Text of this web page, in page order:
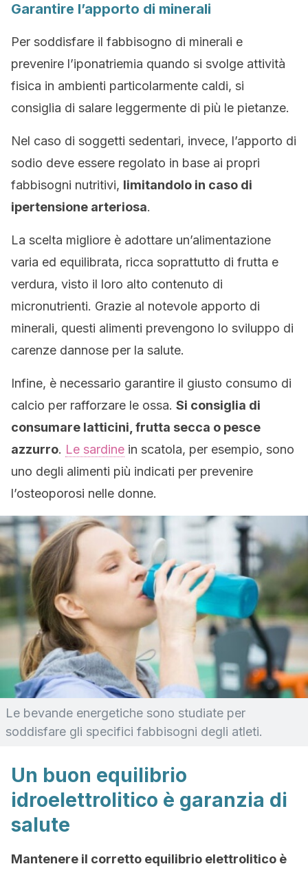
Garantire l’apporto di minerali
Per soddisfare il fabbisogno di minerali e
prevenire l’iponatriemia quando si svolge attività
fisica in ambienti particolarmente caldi, si
consiglia di salare leggermente di più le pietanze.
Nel caso di soggetti sedentari, invece, l’apporto di
sodio deve essere regolato in base ai propri
fabbisogni nutritivi, limitandolo in caso di
ipertensione arteriosa.
La scelta migliore è adottare un’alimentazione
varia ed equilibrata, ricca soprattutto di frutta e
verdura, visto il loro alto contenuto di
micronutrienti. Grazie al notevole apporto di
minerali, questi alimenti prevengono lo sviluppo di
carenze dannose per la salute.
Infine, è necessario garantire il giusto consumo di
calcio per rafforzare le ossa. Si consiglia di
consumare latticini, frutta secca o pesce
azzurro. Le sardine in scatola, per esempio, sono
uno degli alimenti più indicati per prevenire
l’osteoporosi nelle donne.
Le bevande energetiche sono studiate per
soddisfare gli specifici fabbisogni degli atleti.
Un buon equilibrio
idroelettrolitico è garanzia di
salute
Mantenere il corretto equilibrio elettrolitico è